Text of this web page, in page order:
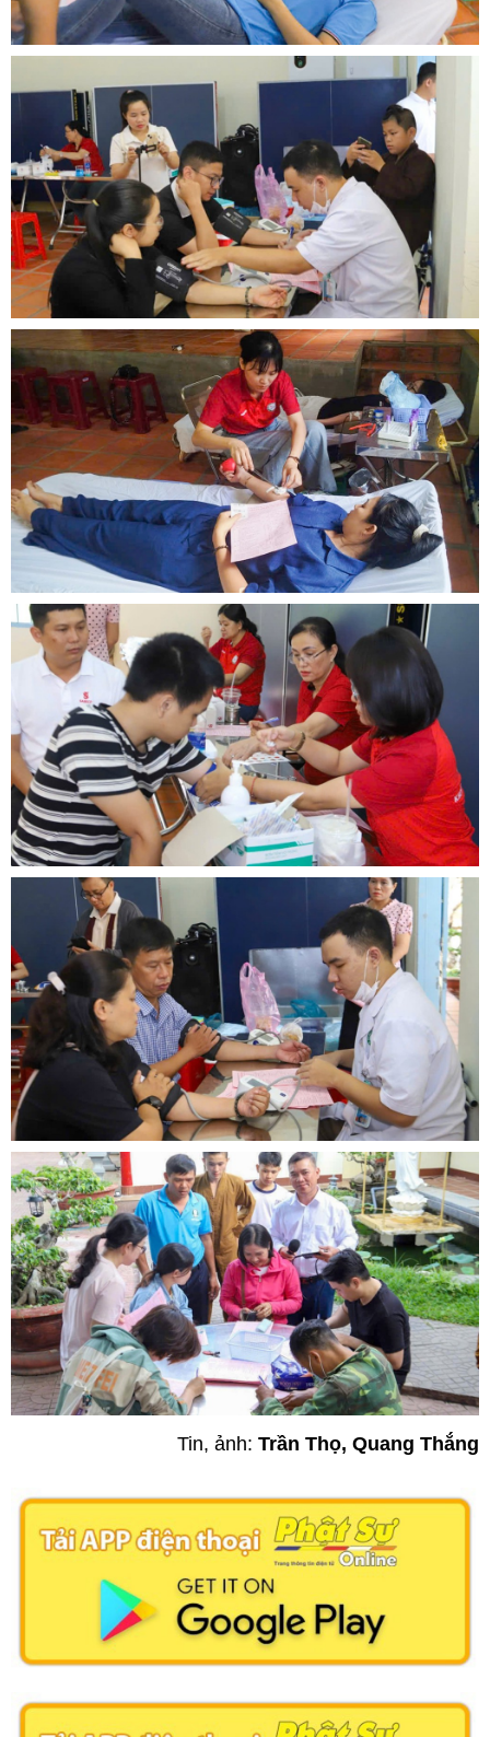
Tin, ảnh: Trần Thọ, Quang Thắng